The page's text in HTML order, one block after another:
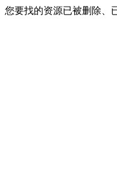
您要找的资源已被删除